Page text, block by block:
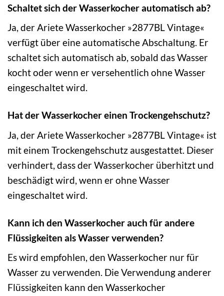
Schaltet sich der Wasserkocher automatisch ab?
Ja, der Ariete Wasserkocher »2877BL Vintage«
verfügt über eine automatische Abschaltung. Er
schaltet sich automatisch ab, sobald das Wasser
kocht oder wenn er versehentlich ohne Wasser
eingeschaltet wird.
Hat der Wasserkocher einen Trockengehschutz?
Ja, der Ariete Wasserkocher »2877BL Vintage« ist
mit einem Trockengehschutz ausgestattet. Dieser
verhindert, dass der Wasserkocher überhitzt und
beschädigt wird, wenn er ohne Wasser
eingeschaltet wird.
Kann ich den Wasserkocher auch für andere
Flüssigkeiten als Wasser verwenden?
Es wird empfohlen, den Wasserkocher nur für
Wasser zu verwenden. Die Verwendung anderer
Flüssigkeiten kann den Wasserkocher